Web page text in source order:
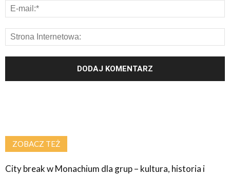
ZOBACZ TEŻ
City break w Monachium dla grup – kultura, historia i